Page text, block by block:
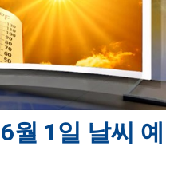
월 1일 날씨 예